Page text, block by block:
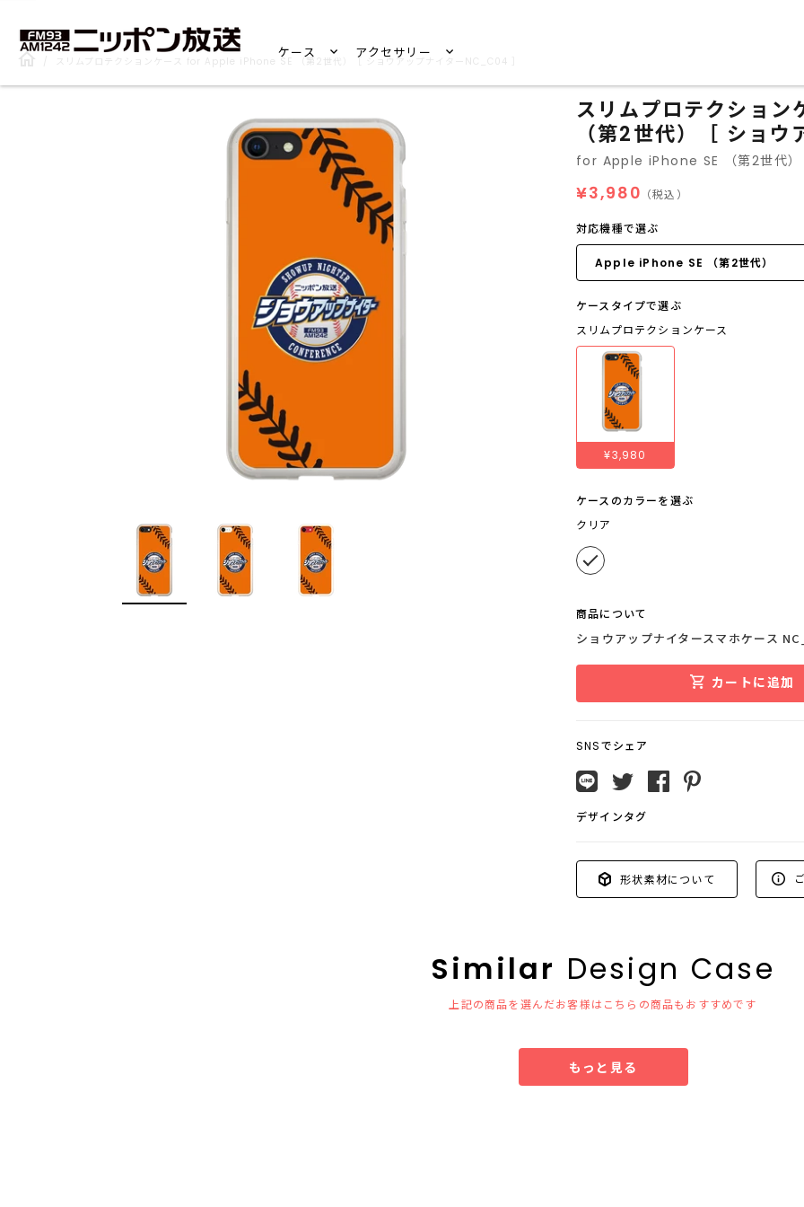
ケース アクセサリー
スリムプロテクションケース for Apple iPhone SE （第2世代）［ ショウアップナイターNC_C04 ］
スリムプロテクショ
（第2世代）［ ショ
for Apple iPhone SE （第2世代）
¥3,980 （税込）
対応機種で選ぶ
ケースタイプで選ぶ
スリムプロテクションケース
¥3,980
ケースのカラーを選ぶ
クリア
商品について
ショウアップナイタースマホケース
カートに追加
SNSでシェア
デザインタグ
形状素材について
Similar Design Case
上記の商品を選んだお客様はこちらの商品もおすすめです
もっと見る